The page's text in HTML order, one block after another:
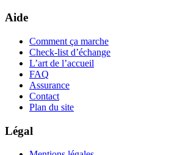
Aide
Comment ça marche
Check-list d’échange
L’art de l’accueil
FAQ
Assurance
Contact
Plan du site
Légal